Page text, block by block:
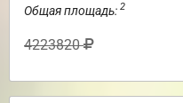
Общая площадь: 2
4223820